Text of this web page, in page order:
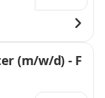
(m/w/d) - F